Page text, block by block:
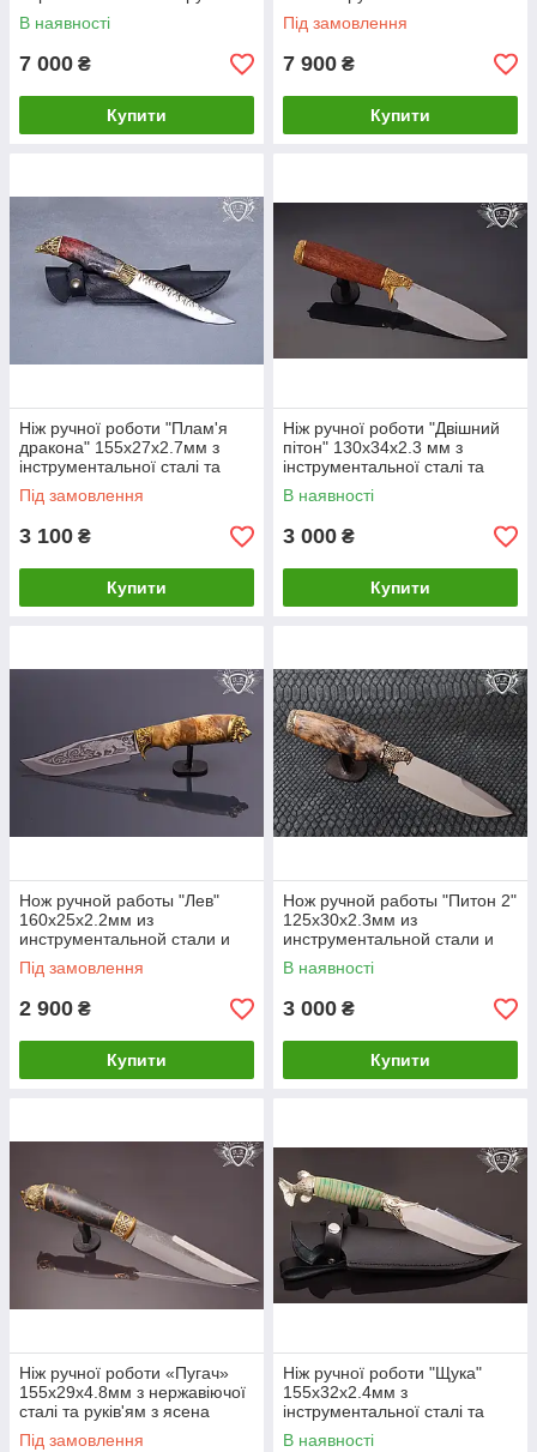
з капа клена
В наявності
7 000 ₴
Купити
Під замовлення
7 900 ₴
Купити
Ніж ручної роботи "Плам'я
дракона" 155х27х2.7мм з
інструментальної сталі та
колодкою з капа клена
Під замовлення
3 100 ₴
Купити
Ніж ручної роботи "Двішний
пітон" 130х34х2.3 мм з
інструментальної сталі та
колодкою з горіха
В наявності
3 000 ₴
Купити
Нож ручной работы "Лев"
160х25х2.2мм из
инструментальной стали и
рукоятью из капа клена
Під замовлення
2 900 ₴
Купити
Нож ручной работы "Питон 2"
125х30х2.3мм из
инструментальной стали и
рукоятью из капа клена
В наявності
3 000 ₴
Купити
Ніж ручної роботи «Пугач»
155х29х4.8мм з нержавіючої
сталі та руків'ям з ясена
Під замовлення
Ніж ручної роботи "Щука"
155х32х2.4мм з
інструментальної сталі та
ручкою з горіха
В наявності